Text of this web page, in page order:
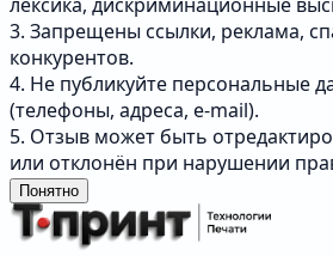
3. Запрещены ссылки, реклама,
конкурентов.
4. Не публикуйте персональные
(телефоны, адреса, e-mail).
5. Отзыв может быть
или отклонён при нарушении
Понятно